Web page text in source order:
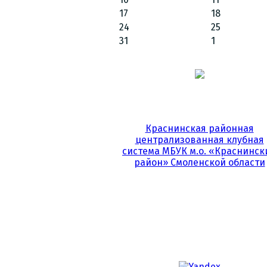
17
18
24
25
31
1
Краснинская районная
централизованная клубная
система МБУК м.о.
район» Смоленской области